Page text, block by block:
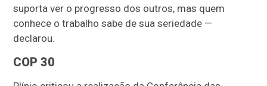
suporta ver o progresso dos outros, mas quem
conhece o trabalho sabe de sua seriedade —
declarou.
COP 30